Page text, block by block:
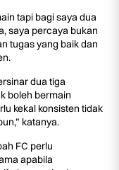
tapi bagi saya dua
saya percaya bukan
tugas yang baik dan
dua tiga
boleh bermain
kekal konsisten tidak
katanya.
FC perlu
apabila